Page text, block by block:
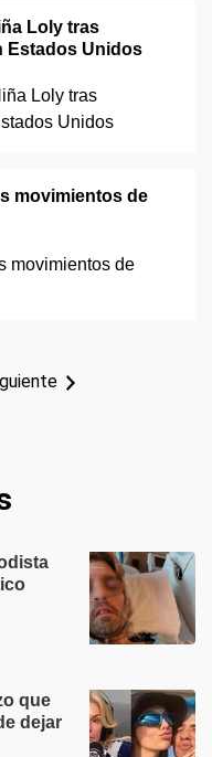
Loly tras
Estados Unidos
movimientos de
que
dejar